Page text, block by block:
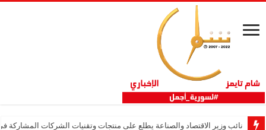
نائب وزير الاقتصاد والصناعة يطلع على منتجات وتقنيات الشركات المشاركة في